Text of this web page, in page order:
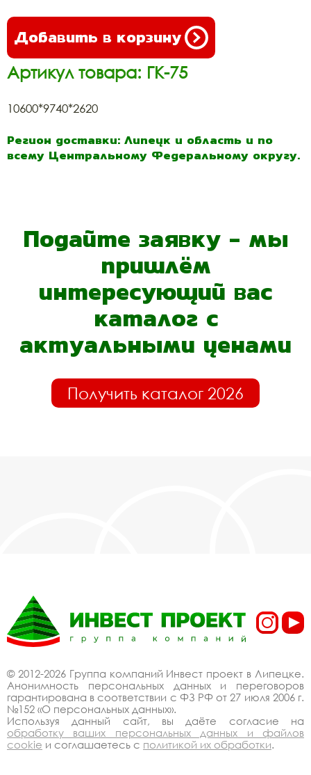
Добавить в корзину
Артикул товара: ГК-75
10600*9740*2620
Регион доставки: Липецк и область и по
всему Центральному Федеральному округу.
Подайте заявку - мы
пришлём
интересующий вас
каталог с
актуальными ценами
Получить каталог 2026
© 2012-2026 Группа компаний Инвест проект в Липецке.
Анонимность персональных данных и переговоров
гарантирована в соответствии с ФЗ РФ от 27 июля 2006 г.
№152 «О персональных данных».
Используя данный сайт, вы даёте согласие на
обработку ваших персональных данных и файлов
cookie и соглашаетесь с политикой их обработки.